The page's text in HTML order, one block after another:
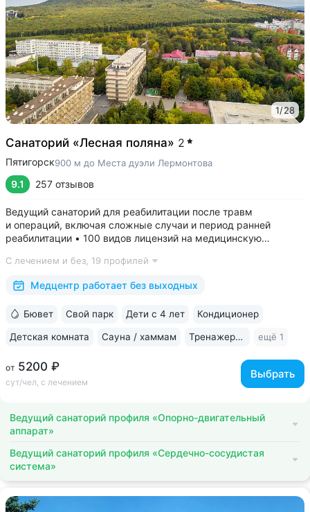
1/28
Санаторий «Лесная поляна» 2
Пятигорск900 м до Места дуэли Лермонтова
9.1 257 отзывов
Ведущий санаторий для реабилитации после травм
и операций, включая сложные случаи и период ранней
реабилитации • 100 видов лицензий на медицинскую
Доступная среда для гостей на колясках: в номерах,
на территории, в столовой • Расположен...
С лечением и без, 19 профилей
Медцентр работает без выходных
от 5200 ₽
сут/чел, с лечением
Выбрать
Бювет Свой парк Дети с 4 лет Кондиционер
Детская комната Сауна / хаммам Тренажерный зал ещё 1
Ведущий санаторий профиля «Опорно-двигательный
аппарат»
Ведущий санаторий профиля «Сердечно-сосудистая
система»